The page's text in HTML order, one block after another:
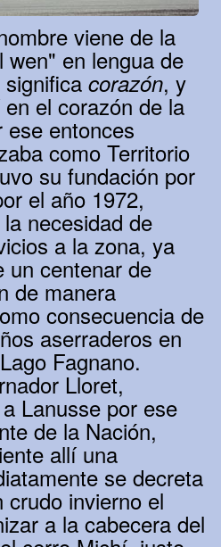
viene de la
wen" en lengua de
corazón, y
el corazón de la
ese entonces
como Territorio
su fundación por
el año 1972,
necesidad de
a la zona, ya
un centenar de
de manera
consecuencia de
aserraderos en
Fagnano.
Lloret,
Lanusse por ese
de la Nación,
allí una
se decreta
crudo invierno el
a la cabecera del